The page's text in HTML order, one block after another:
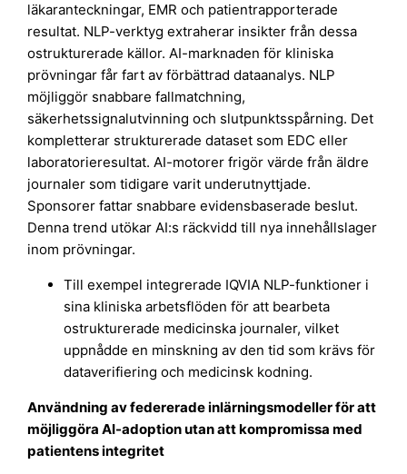
läkaranteckningar, EMR och patientrapporterade
resultat. NLP-verktyg extraherar insikter från dessa
ostrukturerade källor. AI-marknaden för kliniska
prövningar får fart av förbättrad dataanalys. NLP
möjliggör snabbare fallmatchning,
säkerhetssignalutvinning och slutpunktsspårning. Det
kompletterar strukturerade dataset som EDC eller
laboratorieresultat. AI-motorer frigör värde från äldre
journaler som tidigare varit underutnyttjade.
Sponsorer fattar snabbare evidensbaserade beslut.
Denna trend utökar AI:s räckvidd till nya innehållslager
inom prövningar.
Till exempel integrerade IQVIA NLP-funktioner i
sina kliniska arbetsflöden för att bearbeta
ostrukturerade medicinska journaler, vilket
uppnådde en minskning av den tid som krävs för
dataverifiering och medicinsk kodning.
Användning av federerade inlärningsmodeller för att
möjliggöra AI-adoption utan att kompromissa med
patientens integritet